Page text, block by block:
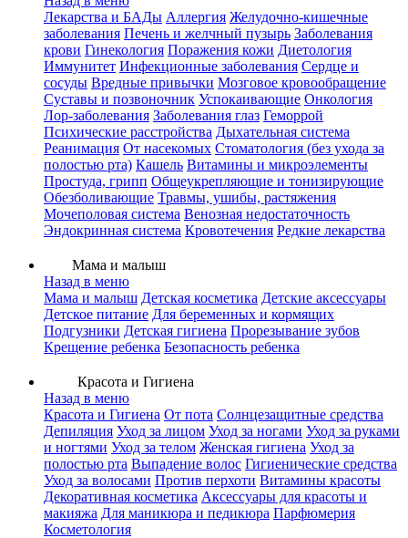
Лекарства и БАДы Аллергия Желудочно-кишечные
заболевания Печень и желчный пузырь Заболевания
крови Гинекология Поражения кожи Диетология
Иммунитет Инфекционные заболевания Сердце и
сосуды Вредные привычки Мозговое кровообращение
Суставы и позвоночник Успокаивающие Онкология
Лор-заболевания Заболевания глаз Геморрой
Психические расстройства Дыхательная система
Реанимация От насекомых Стоматология (без ухода за
полостью рта) Кашель Витамины и микроэлементы
Простуда, грипп Общеукрепляющие и тонизирующие
Обезболивающие Травмы, ушибы, растяжения
Мочеполовая система Венозная недостаточность
Эндокринная система Кровотечения Редкие лекарства
Мама и малыш
Назад в меню
Мама и малыш Детская косметика Детские аксессуары
Детское питание Для беременных и кормящих
Подгузники Детская гигиена Прорезывание зубов
Крещение ребенка Безопасность ребенка
Красота и Гигиена
Назад в меню
Красота и Гигиена От пота Солнцезащитные средства
Депиляция Уход за лицом Уход за ногами Уход за руками
и ногтями Уход за телом Женская гигиена Уход за
полостью рта Выпадение волос Гигиенические средства
Уход за волосами Против перхоти Витамины красоты
Декоративная косметика Аксессуары для красоты и
макияжа Для маникюра и педикюра Парфюмерия
Косметология